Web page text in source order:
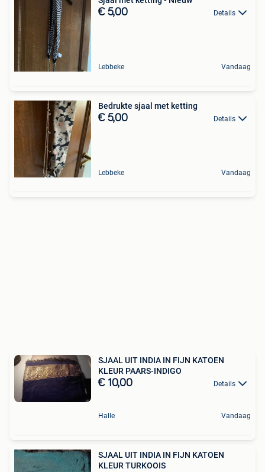
€ 5,00 Details
Lebbeke Vandaag
Bedrukte sjaal met ketting
€ 5,00 Details
Lebbeke Vandaag
SJAAL UIT INDIA IN FIJN KATOEN
KLEUR PAARS-INDIGO
€ 10,00 Details
Halle Vandaag
SJAAL UIT INDIA IN FIJN KATOEN
KLEUR TURKOOIS